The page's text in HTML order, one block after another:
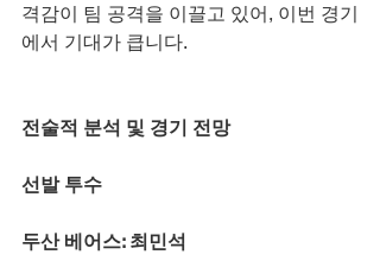
격감이 팀 공격을 이끌고 있어, 이번 경기
에서 기대가 큽니다.
전술적 분석 및 경기 전망
선발 투수
두산 베어스: 최민석